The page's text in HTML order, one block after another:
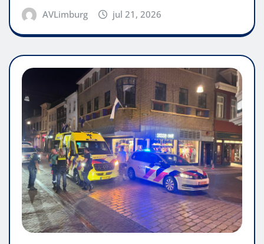
AVLimburg jul 21, 2026